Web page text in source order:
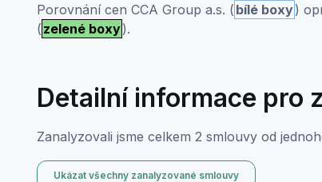
Porovnání cen CCA Group a.s. ( bílé boxy)
( zelené boxy).
Detailní informace pro
Zanalyzovali jsme celkem 2 smlouvy od
Ukázat všechny zanalyzované smlouvy